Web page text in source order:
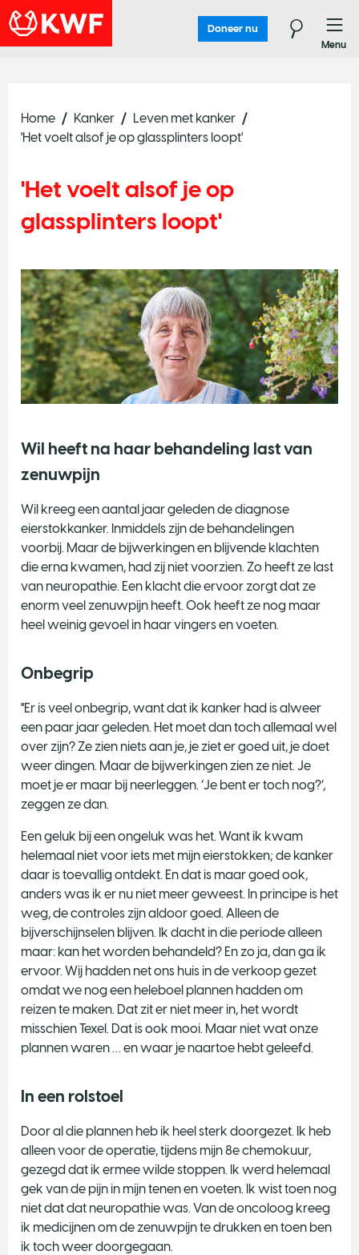
Doneer nu
Menu
Home Kanker
Leven met kanker
'Het voelt alsof je op glassplinters loopt'
'Het voelt alsof je op
glassplinters loopt'
Wil heeft na haar behandeling last van
zenuwpijn
​Wil kreeg een aantal jaar geleden de diagnose
eierstokkanker. Inmiddels zijn de behandelingen
voorbij. Maar de bijwerkingen en blijvende klachten
die erna kwamen, had zij niet voorzien. Zo heeft ze last
van neuropathie. Een klacht die ervoor zorgt dat ze
enorm veel zenuwpijn heeft. Ook heeft ze nog maar
heel weinig gevoel in haar vingers en voeten.
Onbegrip
"Er is veel onbegrip, want dat ik kanker had is alweer
een paar jaar geleden. Het moet dan toch allemaal wel
over zijn? Ze zien niets aan je, je ziet er goed uit, je doet
weer dingen. Maar de bijwerkingen zien ze niet. Je
moet je er maar bij neerleggen. ‘Je bent er toch nog?’,
zeggen ze dan.
Een geluk bij een ongeluk was het. Want ik kwam
helemaal niet voor iets met mijn eierstokken; de kanker
daar is toevallig ontdekt. En dat is maar goed ook,
anders was ik er nu niet meer geweest. In principe is het
weg, de controles zijn aldoor goed. Alleen de
bijverschijnselen blijven. Ik dacht in die periode alleen
maar: kan het worden behandeld? En zo ja, dan ga ik
ervoor. Wij hadden net ons huis in de verkoop gezet
omdat we nog een heleboel plannen hadden om
reizen te maken. Dat zit er niet meer in, het wordt
misschien Texel. Dat is ook mooi. Maar niet wat onze
plannen waren … en waar je naartoe hebt geleefd.
In een rolstoel
Door al die plannen heb ik heel sterk doorgezet. Ik heb
alleen voor de operatie, tijdens mijn 8e chemokuur,
gezegd dat ik ermee wilde stoppen. Ik werd helemaal
gek van de pijn in mijn tenen en voeten. Ik wist toen nog
niet dat dat neuropathie was. Van de oncoloog kreeg
ik medicijnen om de zenuwpijn te drukken en toen ben
ik toch weer doorgegaan.